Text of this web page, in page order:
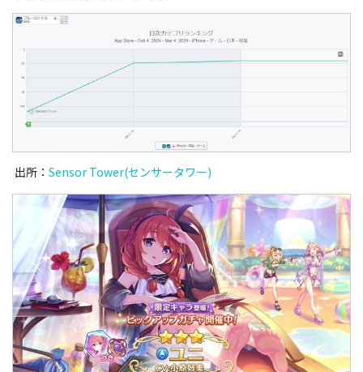
出所： Sensor Tower(センサータワー)